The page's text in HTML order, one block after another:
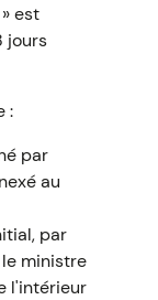
est
jours
:
par
au
par
ministre
l'intérieur